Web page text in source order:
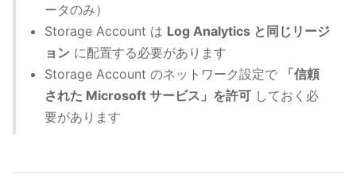
ータのみ）
Storage Account は Log Analytics と同じリージ
ョン に配置する必要があります
Storage Account のネットワーク設定で
「信頼
された Microsoft サービス」を許可 しておく必
要があります